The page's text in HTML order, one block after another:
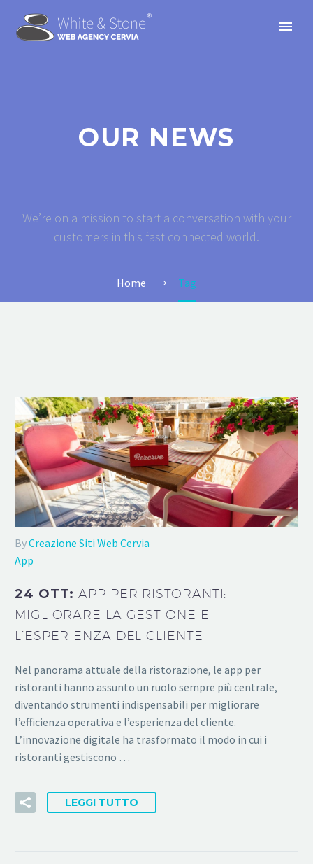
OUR NEWS
We’re on a mission to start a conversation with your
customers in this fast connected world.
Home Tag
ByCreazione Siti Web Cervia
App
24 OTT:APP PER RISTORANTI:
MIGLIORARE LA GESTIONE E
L’ESPERIENZA DEL CLIENTE
Nel panorama attuale della ristorazione, le app per
ristoranti hanno assunto un ruolo sempre più centrale,
diventando strumenti indispensabili per migliorare
l’efficienza operativa e l’esperienza del cliente.
L’innovazione digitale ha trasformato il modo in cui i
ristoranti gestiscono …
LEGGI TUTTO